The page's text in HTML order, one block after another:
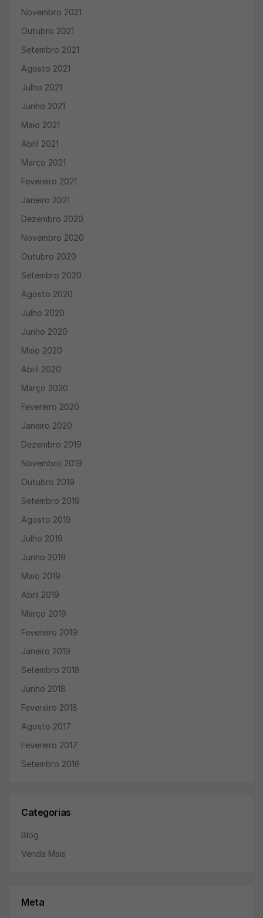
Novembro 2021
Outubro 2021
Setembro 2021
Agosto 2021
Julho 2021
Junho 2021
Maio 2021
Abril 2021
Março 2021
Fevereiro 2021
Janeiro 2021
Dezembro 2020
Novembro 2020
Outubro 2020
Setembro 2020
Agosto 2020
Julho 2020
Junho 2020
Maio 2020
Abril 2020
Março 2020
Fevereiro 2020
Janeiro 2020
Dezembro 2019
Novembro 2019
Outubro 2019
Setembro 2019
Agosto 2019
Julho 2019
Junho 2019
Maio 2019
Abril 2019
Março 2019
Fevereiro 2019
Janeiro 2019
Setembro 2018
Junho 2018
Fevereiro 2018
Agosto 2017
Fevereiro 2017
Setembro 2016
Categorias
Blog
Venda Mais
Meta